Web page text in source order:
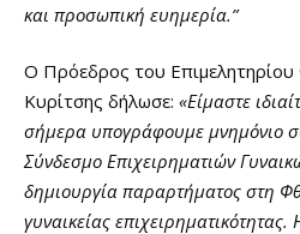
και προσωπική ευημερία.”
Ο Πρόεδρος του
Κυρίτσης δήλωσε: «Είμαστε
σήμερα υπογράφουμε μνημόνιο
Σύνδεσμο Επιχειρηματιών
δημιουργία παραρτήματος στη
γυναικείας